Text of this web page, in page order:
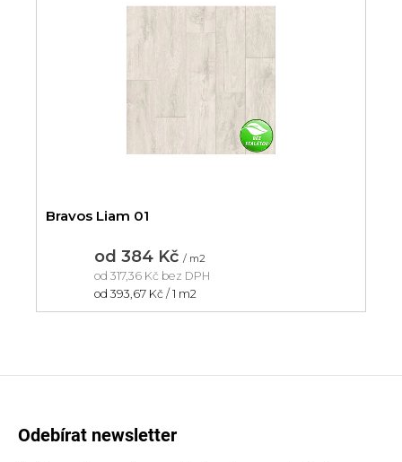
Bravos Liam 01
od 384 Kč / m2
od 317,36 Kč bez DPH
Měrná
od 393,67 Kč / 1 m2
Odebírat newsletter